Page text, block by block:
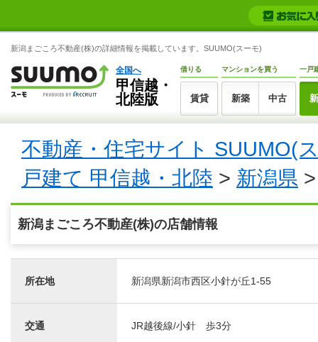
新潟まごころ不動産(株)の詳細情報を掲載しています。SUUMO(スーモ)
全国へ
甲信越・
北陸版
借りる
賃貸
マンションを買う
新築 中古
一戸
不動産・住宅サイト SUUMO(
戸建て 甲信越・北陸 > 新潟県
新潟まごころ不動産(株)の店舗情報
所在地 新潟県新潟市西区小針が丘1-55
交通 JR越後線/小針 歩3分